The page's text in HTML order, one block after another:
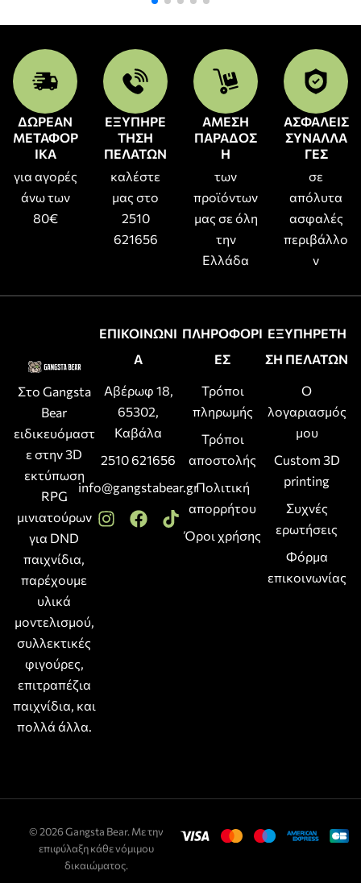
ΔΩΡΕΑΝ
ΜΕΤΑΦΟΡ
ΙΚΑ
για αγορές
άνω των
80€
ΕΞΥΠΗΡΕ
ΤΗΣΗ
ΠΕΛΑΤΩΝ
καλέστε
μας στο
2510
621656
ΑΜΕΣΗ
ΠΑΡΑΔΟΣ
Η
των
προϊόντων
μας σε όλη
την
Ελλάδα
ΑΣΦΑΛΕΙΣ
ΣΥΝΑΛΛΑ
ΓΕΣ
σε
απόλυτα
ασφαλές
περιβάλλο
ν
Στο Gangsta
Bear
ειδικευόμαστ
ε στην 3D
εκτύπωση
RPG
μινιατούρων
για DND
παιχνίδια,
παρέχουμε
υλικά
μοντελισμού,
συλλεκτικές
φιγούρες,
επιτραπέζια
παιχνίδια, και
πολλά άλλα.
ΕΠΙΚΟΙΝΩΝΙ
Α
Αβέρωφ 18,
65302,
Καβάλα
2510 621656
info@gangstabear.gr
ΠΛΗΡΟΦΟΡΙ
ΕΣ
Τρόποι
πληρωμής
Τρόποι
αποστολής
Πολιτική
απορρήτου
Όροι χρήσης
ΕΞΥΠΗΡΕΤΗ
ΣΗ ΠΕΛΑΤΩΝ
Ο
λογαριασμός
μου
Custom 3D
printing
Συχνές
ερωτήσεις
Φόρμα
επικοινωνίας
© 2026 Gangsta Bear. Με την
επιφύλαξη κάθε νόμιμου
δικαιώματος.